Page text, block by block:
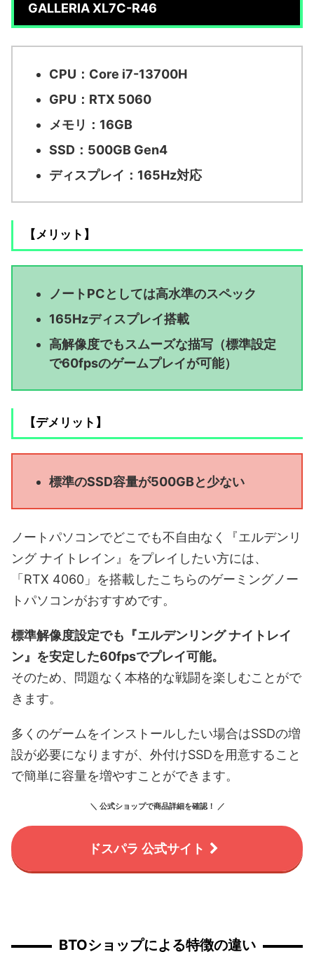
GALLERIA XL7C-R46
CPU：Core i7-13700H
GPU：RTX 5060
メモリ：16GB
SSD：500GB Gen4
ディスプレイ：165Hz対応
【メリット】
ノートPCとしては高水準のスペック
165Hzディスプレイ搭載
高解像度でもスムーズな描写（標準設定
で60fpsのゲームプレイが可能）
【デメリット】
標準のSSD容量が500GBと少ない
ノートパソコンでどこでも不自由なく『エルデンリ
ング ナイトレイン』をプレイしたい方には、
「RTX 4060」を搭載したこちらのゲーミングノー
トパソコンがおすすめです。
標準解像度設定でも『エルデンリング ナイトレイ
ン』を安定した60fpsでプレイ可能。
そのため、問題なく本格的な戦闘を楽しむことがで
きます。
多くのゲームをインストールしたい場合はSSDの増
設が必要になりますが、外付けSSDを用意すること
で簡単に容量を増やすことができます。
＼ 公式ショップで商品詳細を確認！ ／
ドスパラ 公式サイト
BTOショップによる特徴の違い